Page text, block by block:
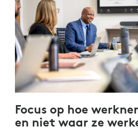
Focus op hoe
en niet waar ze